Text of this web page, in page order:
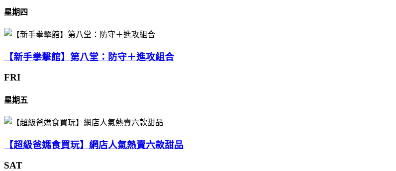
星期四
【新手拳擊館】第八堂：防守＋進攻組合
FRI
星期五
【超級爸媽食買玩】網店人氣熱賣六款甜品
SAT